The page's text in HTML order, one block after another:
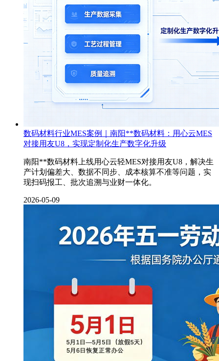
数码材料行业MES案例｜南阳**数码材料：用心云MES
对接用友U8，实现定制化生产数字化升级
南阳**数码材料上线用心云轻MES对接用友U8，解决生
产计划偏差大、数据不同步、成本核算不准等问题，实
现扫码报工、批次追溯与业财一体化。
2026-05-09